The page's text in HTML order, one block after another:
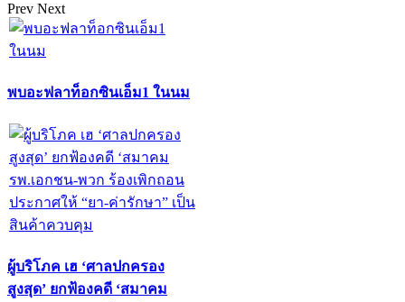
Prev Next
พบอะฟลาท็อกซินเอ็ม1 ในนม
ผู้บริโภค เฮ ‘ศาลปกครอง
สูงสุด’ ยกฟ้องคดี ‘สมาคม